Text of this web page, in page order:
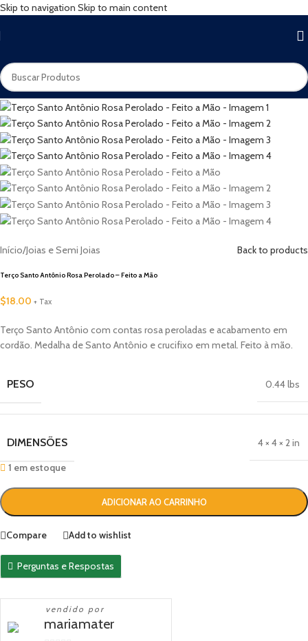
Skip to navigation Skip to main content
Início/Joias e Semi Joias Back to products
Terço Santo Antônio Rosa Perolado – Feito a Mão
$18.00 + Tax
Terço Santo Antônio com contas rosa peroladas e acabamento em
cordão. Medalha de Santo Antônio e crucifixo em metal. Feito à mão.
PESO 0.44 lbs
DIMENSÕES
4 × 4 × 2 in
1 em estoque
ADICIONAR AO CARRINHO
Compare Add to wishlist
Perguntas e Respostas
vendido por
mariamater